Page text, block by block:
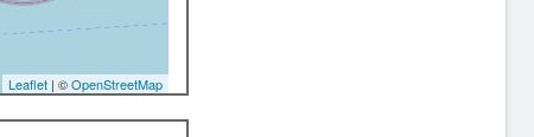
Leaflet| ©OpenStreetMap